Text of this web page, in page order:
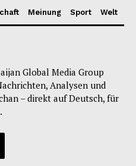
Meinung Sport Welt
Global Media Group
Analysen und
– direkt auf Deutsch, für